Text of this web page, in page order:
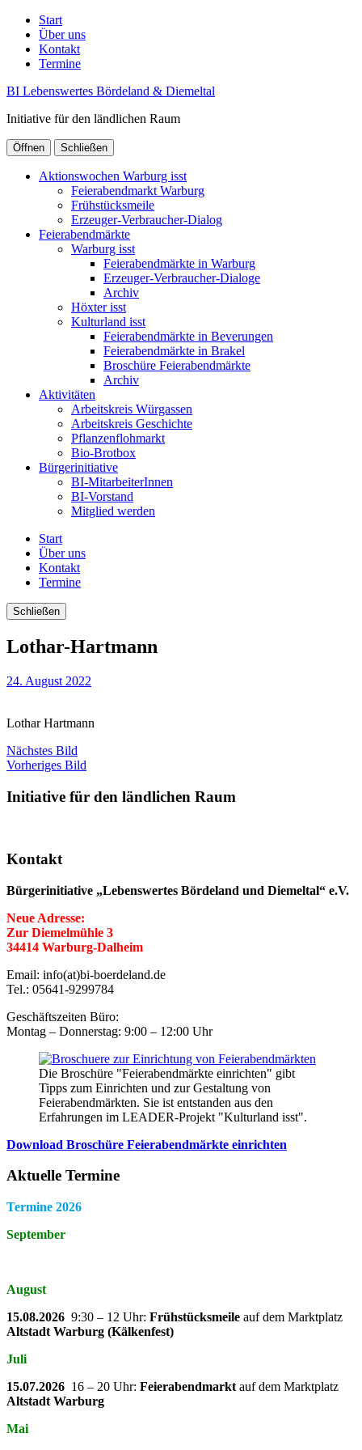
Start
Über uns
Kontakt
Termine
BI Lebenswertes Bördeland & Diemeltal
Initiative für den ländlichen Raum
Öffnen Schließen
Aktionswochen Warburg isst
Feierabendmarkt Warburg
Frühstücksmeile
Erzeuger-Verbraucher-Dialog
Feierabendmärkte
Warburg isst
Feierabendmärkte in Warburg
Erzeuger-Verbraucher-Dialoge
Archiv
Höxter isst
Kulturland isst
Feierabendmärkte in Beverungen
Feierabendmärkte in Brakel
Broschüre Feierabendmärkte
Archiv
Aktivitäten
Arbeitskreis Würgassen
Arbeitskreis Geschichte
Pflanzenflohmarkt
Bio-Brotbox
Bürgerinitiative
BI-MitarbeiterInnen
BI-Vorstand
Mitglied werden
Start
Über uns
Kontakt
Termine
Schließen
Lothar-Hartmann
24. August 2022
Lothar Hartmann
Nächstes Bild
Vorheriges Bild
Initiative für den ländlichen Raum
Kontakt
Bürgerinitiative „Lebenswertes Bördeland und Diemeltal“ e.V.
Neue Adresse:
Zur Diemelmühle 3
34414 Warburg-Dalheim
Email: info(at)bi-boerdeland.de
Tel.: 05641-9299784
Geschäftszeiten Büro:
Montag – Donnerstag: 9:00 – 12:00 Uhr
Die Broschüre "Feierabendmärkte einrichten" gibt
Tipps zum Einrichten und zur Gestaltung von
Feierabendmärkten. Sie ist entstanden aus den
Erfahrungen im LEADER-Projekt "Kulturland isst".
Download Broschüre Feierabendmärkte einrichten
Aktuelle Termine
Termine 2026
September
August
15.08.2026 9:30 – 12 Uhr: Frühstücksmeile auf dem Marktplatz
Altstadt Warburg (Kälkenfest)
Juli
15.07.2026 16 – 20 Uhr: Feierabendmarkt auf dem Marktplatz
Altstadt Warburg
Mai